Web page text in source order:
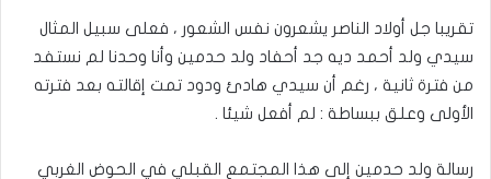
تقريبا جل أولاد الناصر يشعرون نفس الشعور ، فعلى سبيل المثال
سيدي ولد أحمد ديه جد أحفاد ولد حدمين وأنا وحدنا لم نستفد
من فترة ثانية ، رغم أن سيدي هادئ ودود تمت إقالته بعد فترته
الأولى وعلق ببساطة : لم أفعل شيئا .
رسالة ولد حدمين إلى هذا المجتمع القبلي في الحوض الغربي